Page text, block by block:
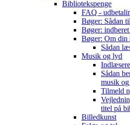
Bibliotekspenge
FAQ -
Bøger: Sådan
Bøger:
Bøger: Om din
Sådan
Musik og lyd
Sådan
musik
Tilmeld
titel på
Billedkunst